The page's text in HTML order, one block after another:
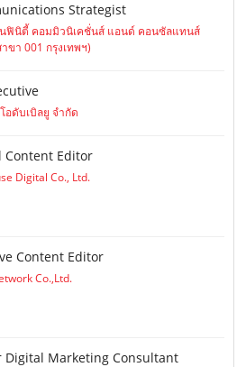
Strategist
ฟินิตี้ คอมมิวนิเคชั่นส์ แอนด์ คอนซัลแทนส์
ขา 001 กรุงเทพฯ)
อดับเบิลยู จำกัด
Content Editor
Digital Co., Ltd.
Content Editor
Co.,Ltd.
Digital Marketing Consultant